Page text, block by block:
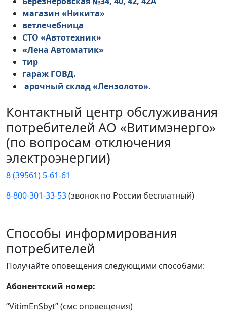
магазин «Никита»
ветлечебница
СТО «Автотехник»
«Лена Автоматик»
тир
гараж ГОВД.
арочный склад «Лензолото».
Контактный центр обслуживания
потребителей АО «Витимэнерго»
(по вопросам отключения
электроэнергии)
8 (39561) 5-61-61
8-800-301-33-53(звонок по России бесплатный)
Способы информирования
потребителей
Получайте оповещения следующими способами:
Абонентский номер:
“VitimEnSbyt” (смс оповещения)